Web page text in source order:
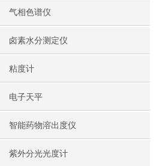
气相色谱仪
卤素水分测定仪
粘度计
电子天平
智能药物溶出度仪
紫外分光光度计